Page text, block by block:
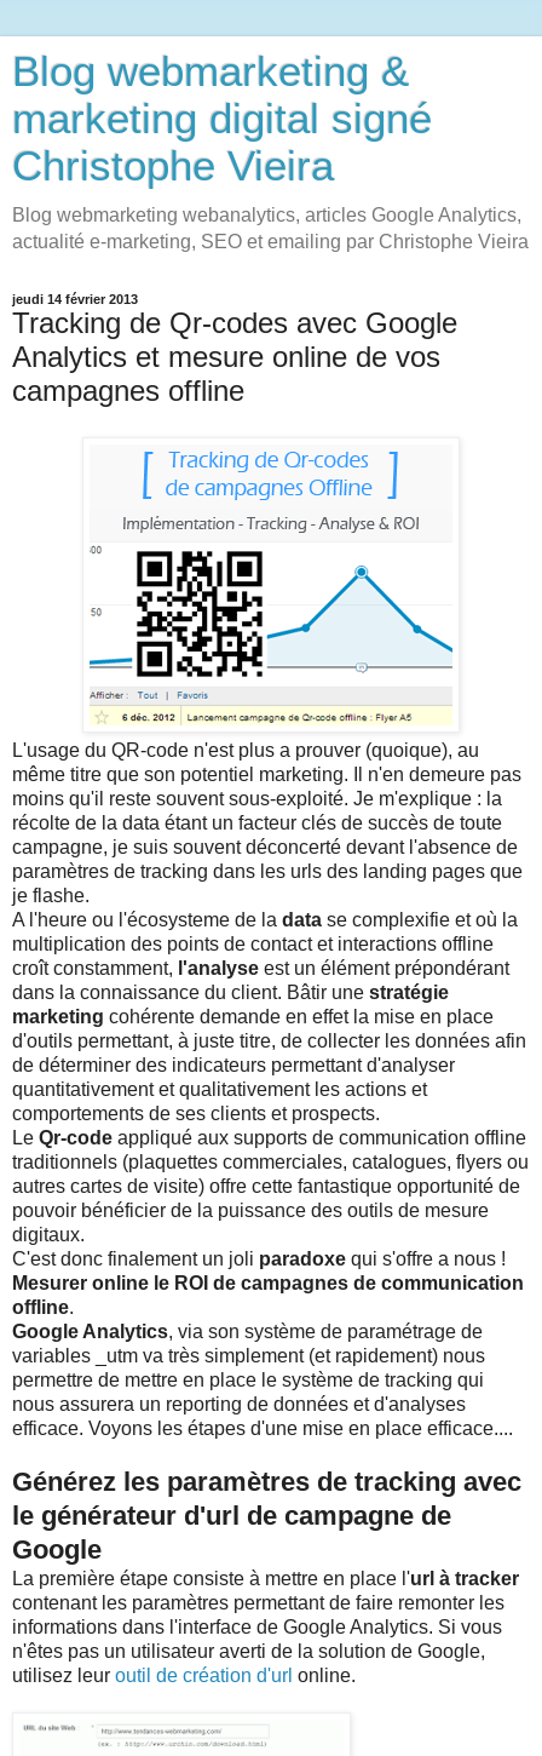
Blog webmarketing &
marketing digital signé
Christophe Vieira
Blog webmarketing webanalytics, articles Google Analytics,
actualité e-marketing, SEO et emailing par Christophe Vieira
jeudi 14 février 2013
Tracking de Qr-codes avec Google
Analytics et mesure online de vos
campagnes offline
L'usage du QR-code n'est plus a prouver (quoique), au
même titre que son potentiel marketing. Il n'en demeure pas
moins qu'il reste souvent sous-exploité. Je m'explique : la
récolte de la data étant un facteur clés de succès de toute
campagne, je suis souvent déconcerté devant l'absence de
paramètres de tracking dans les urls des landing pages que
je flashe.
A l'heure ou l'écosysteme de la data se complexifie et où la
multiplication des points de contact et interactions offline
croît constamment, l'analyse est un élément prépondérant
dans la connaissance du client. Bâtir une stratégie
marketing cohérente demande en effet la mise en place
d'outils permettant, à juste titre, de collecter les données afin
de déterminer des indicateurs permettant d'analyser
quantitativement et qualitativement les actions et
comportements de ses clients et prospects.
Le Qr-code appliqué aux supports de communication offline
traditionnels (plaquettes commerciales, catalogues, flyers ou
autres cartes de visite) offre cette fantastique opportunité de
pouvoir bénéficier de la puissance des outils de mesure
digitaux.
C'est donc finalement un joli paradoxe qui s'offre a nous !
Mesurer online le ROI de campagnes de communication
offline.
Google Analytics, via son système de paramétrage de
variables _utm va très simplement (et rapidement) nous
permettre de mettre en place le système de tracking qui
nous assurera un reporting de données et d'analyses
efficace. Voyons les étapes d'une mise en place efficace....
Générez les paramètres de tracking avec
le générateur d'url de campagne de
Google
La première étape consiste à mettre en place l'url à tracker
contenant les paramètres permettant de faire remonter les
informations dans l'interface de Google Analytics. Si vous
n'êtes pas un utilisateur averti de la solution de Google,
utilisez leur outil de création d'url online.